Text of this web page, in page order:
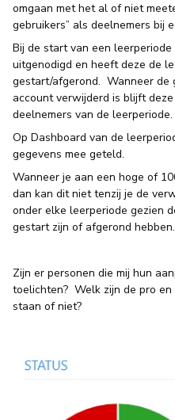
omgaan met het al of niet
gebruikers” als deelnemers bij
Bij de start van een leerperiode
uitgenodigd en heeft deze de
gestart/afgerond. Wanneer de
account verwijderd is blijft
deelnemers van de leerperiode.
Op Dashboard van de
gegevens mee geteld.
Wanneer je aan een hoge of
dan kan dit niet tenzij je de
onder elke leerperiode gezien
gestart zijn of afgerond hebben.
Zijn er personen die mij hun
toelichten? Welk zijn de pro en
staan of niet?